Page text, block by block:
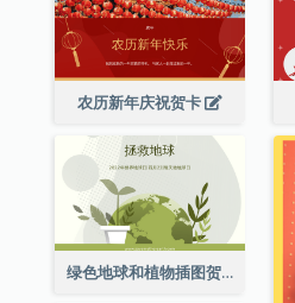
农历新年庆祝贺卡
绿色地球和植物插图贺卡